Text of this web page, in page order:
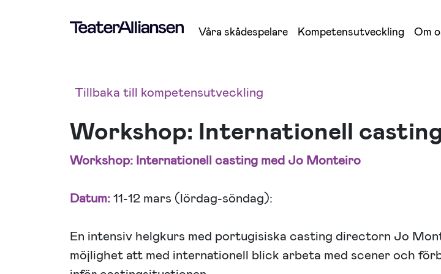
Våra skådespelare Kompetensutveckling Om
Tillbaka till kompetensutveckling
Workshop: Internationell
Workshop: Internationell casting med Jo Monteiro
Datum:11-12 mars (lördag-söndag):
En intensiv helgkurs med portugisiska casting directorn Jo
möjlighet att med internationell blick arbeta med scener och